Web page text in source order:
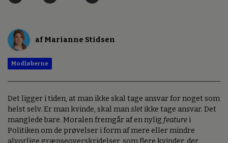
af Marianne Stidsen
Modløberne
Det ligger i tiden, at man ikke skal tage ansvar for noget som
helst selv. Er man kvinde, skal manslet ikke tage ansvar. Det
manglede bare. Moralen fremgår af en nylig feature i
Politiken om de prøvelser i form af mere eller mindre
alvorlige grænseoverskridelser, som flere kvinder, der